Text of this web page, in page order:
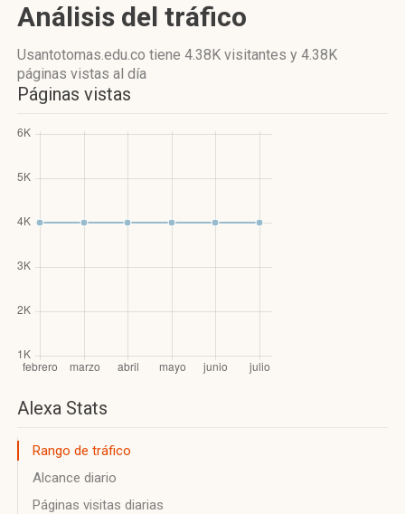
Análisis del tráfico
Usantotomas.edu.co tiene 4.38K visitantes y 4.38K
páginas vistas al día
Páginas vistas
Alexa Stats
Rango de tráfico
Alcance diario
Páginas visitas diarias